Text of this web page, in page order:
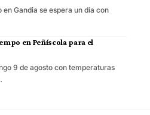
Gandia se espera un día con
en Peñíscola para el
9 de agosto con temperaturas